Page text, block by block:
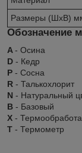
Размеры (ШхВ)
Обозначение
A- Осина
D - Кедр
P - Сосна
R - Талькохлорит
N - Натуральный
B - Базовый
X -
Т - Термометр